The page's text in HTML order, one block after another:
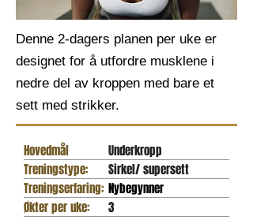
Denne 2-dagers planen per uke er
designet for å utfordre musklene i
nedre del av kroppen med bare et
sett med strikker.
Hovedmål
Underkropp
Treningstype:
Sirkel/ supersett
Treningserfaring: Nybegynner
Økter per uke:
3